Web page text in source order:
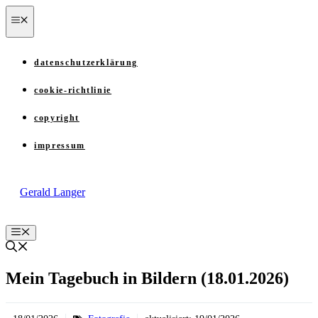
Zum
Inhalt
springen
datenschutzerklärung
cookie-richtlinie
copyright
impressum
Gerald Langer
Menü
Mein Tagebuch in Bildern (18.01.2026)